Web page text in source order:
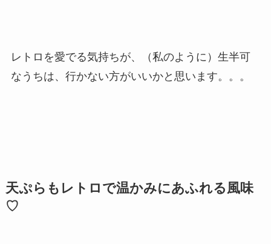
レトロを愛でる気持ちが、（私のように）生半可
なうちは、行かない方がいいかと思います。。。
天ぷらもレトロで温かみにあふれる風味
♡